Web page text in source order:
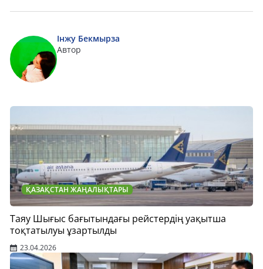
Інжу Бекмырза
Автор
ҚАЗАҚСТАН ЖАҢАЛЫҚТАРЫ
Таяу Шығыс бағытындағы рейстердің уақытша
тоқтатылуы ұзартылды
23.04.2026